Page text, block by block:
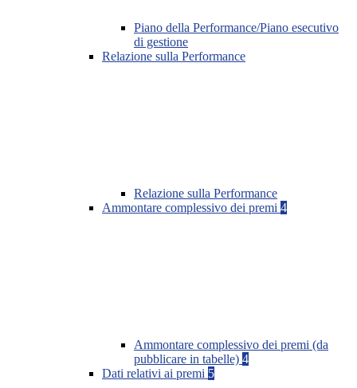
Piano della Performance/Piano esecutivo
di gestione
Relazione sulla Performance
Relazione sulla Performance
Ammontare complessivo dei premi 4
Ammontare complessivo dei premi (da
pubblicare in tabelle) 4
Dati relativi ai premi 5